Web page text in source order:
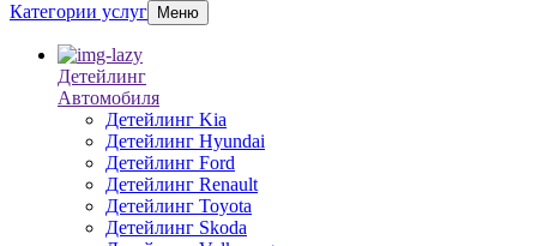
Категории услуг
Меню
Детейлинг
Автомобиля
Детейлинг Kia
Детейлинг Hyundai
Детейлинг Ford
Детейлинг Renault
Детейлинг Toyota
Детейлинг Skoda